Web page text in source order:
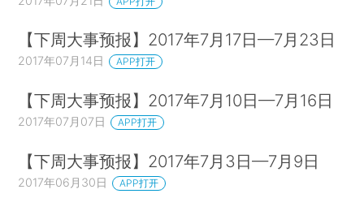
【下周大事预报】2017年7月17日—7月23日
2017年07月14日 APP打开
【下周大事预报】2017年7月10日—7月16日
2017年07月07日 APP打开
【下周大事预报】2017年7月3日—7月9日
2017年06月30日 APP打开